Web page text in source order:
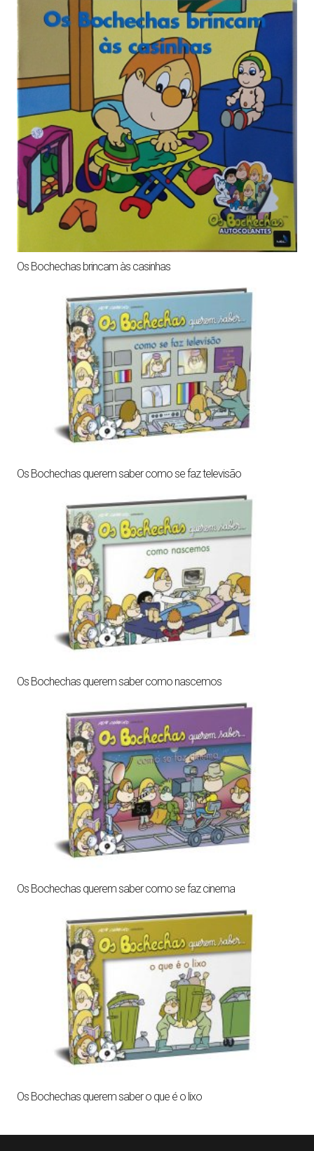
Os Bochechas brincam às casinhas
Os Bochechas querem saber como se faz televisão
Os Bochechas querem saber como nascemos
Os Bochechas querem saber como se faz cinema
Os Bochechas querem saber o que é o lixo